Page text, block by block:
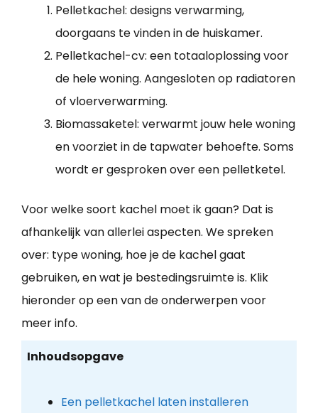
Pelletkachel: designs verwarming,
doorgaans te vinden in de huiskamer.
Pelletkachel-cv: een totaaloplossing voor
de hele woning. Aangesloten op radiatoren
of vloerverwarming.
Biomassaketel: verwarmt jouw hele woning
en voorziet in de tapwater behoefte. Soms
wordt er gesproken over een pelletketel.
Voor welke soort kachel moet ik gaan? Dat is
afhankelijk van allerlei aspecten. We spreken
over: type woning, hoe je de kachel gaat
gebruiken, en wat je bestedingsruimte is. Klik
hieronder op een van de onderwerpen voor
meer info.
Inhoudsopgave
Een pelletkachel laten installeren